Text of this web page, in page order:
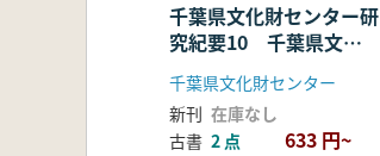
千葉県文化財センター研
究紀要10 千葉県文化
財センター10周年記念
論集
千葉県文化財センター
新刊 在庫なし
古書 2 点 633 円~